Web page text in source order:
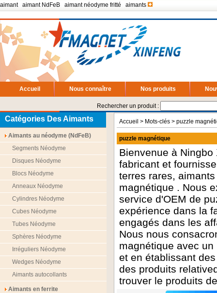
aimant aimant NdFeB aimant néodyme fritté aimants
Accueil Nous connaître Nos produits
Rechercher un produit :
Catégories Des Aimants
Aimants au néodyme (NdFeB)
Segments Néodyme
Disques Néodyme
Blocs Néodyme
Anneaux Néodyme
Cylindres Néodyme
Cubes Néodyme
Tubes Néodyme
Sphères Néodyme
Irréguliers Néodyme
Wedges Néodyme
Aimants autocollants
Aimants en ferrite
Accueil > Mots-clés > puzzle
puzzle magnétique
Bienvenue à
fabricant et
terres rares,
magnétique . Nous
service d'OEM de
expérience dans la
engagés dans les
Nous nous
magnétique avec un
et en établissant
des produits
trouver le produits